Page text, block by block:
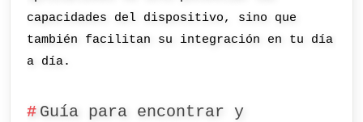
capacidades del dispositivo, sino que
también facilitan su integración en tu día
a día.
Guía para encontrar y